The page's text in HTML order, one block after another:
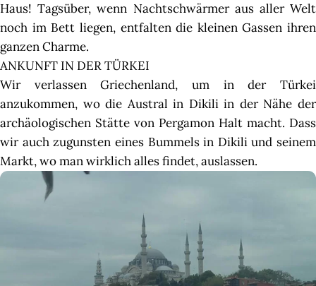
Haus! Tagsüber, wenn Nachtschwärmer aus aller Welt
noch im Bett liegen, entfalten die kleinen Gassen ihren
ganzen Charme.
ANKUNFT IN DER TÜRKEI
Wir verlassen Griechenland, um in der Türkei
anzukommen, wo die Austral in Dikili in der Nähe der
archäologischen Stätte von Pergamon Halt macht. Dass
wir auch zugunsten eines Bummels in Dikili und seinem
Markt, wo man wirklich alles findet, auslassen.